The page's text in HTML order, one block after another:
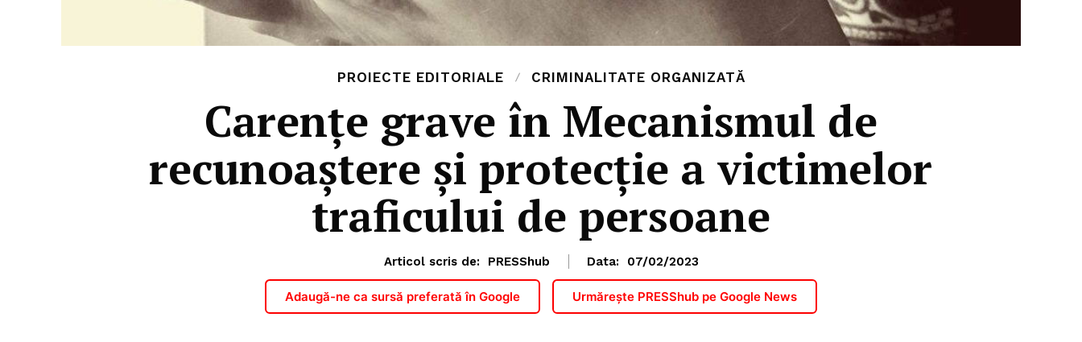
PROIECTE EDITORIALE CRIMINALITATE ORGANIZATĂ
Carențe grave în Mecanismul de
recunoaștere și protecție a victimelor
traficului de persoane
Articol scris de: PRESShub Data: 07/02/2023
Adaugă-ne ca sursă preferată în Google Urmărește PRESShub pe Google News